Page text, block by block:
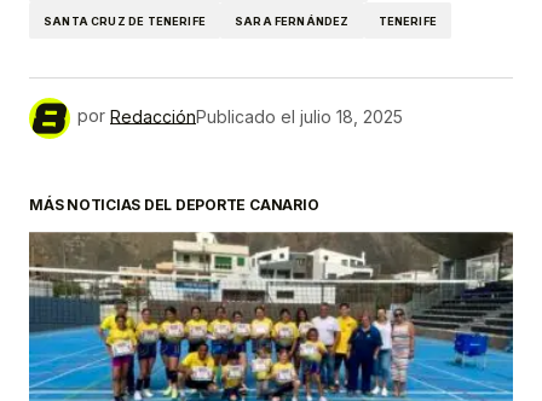
SANTA CRUZ DE TENERIFE SARA FERNÁNDEZ TENERIFE
por RedacciónPublicado el julio 18, 2025
MÁS NOTICIAS DEL DEPORTE CANARIO